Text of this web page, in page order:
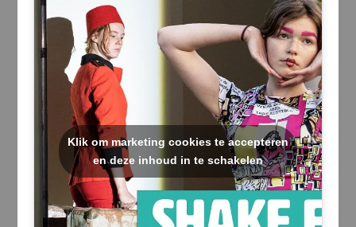
Klik om marketing cookies te accepteren
en deze inhoud in te schakelen